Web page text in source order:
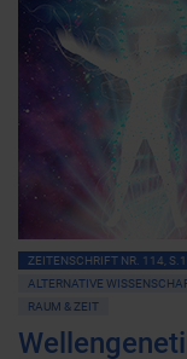
ZEITENSCHRIFT NR. 114,
ALTERNATIVE
RAUM & ZEIT